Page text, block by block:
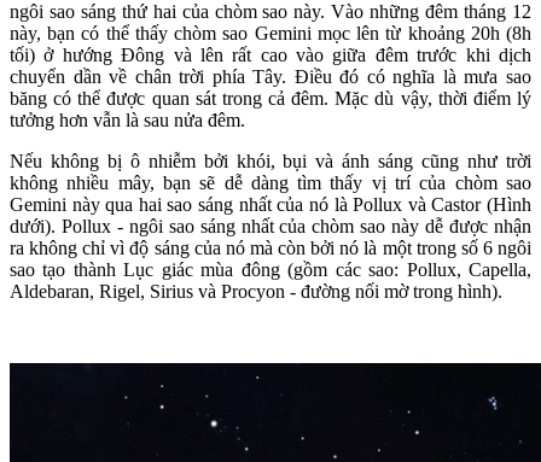
ngôi sao sáng thứ hai của chòm sao này. Vào những đêm tháng 12
này, bạn có thể thấy chòm sao Gemini mọc lên từ khoảng 20h (8h
tối) ở hướng Đông và lên rất cao vào giữa đêm trước khi dịch
chuyển dần về chân trời phía Tây. Điều đó có nghĩa là mưa sao
băng có thể được quan sát trong cả đêm. Mặc dù vậy, thời điểm lý
tưởng hơn vẫn là sau nửa đêm.
Nếu không bị ô nhiễm bởi khói, bụi và ánh sáng cũng như trời
không nhiều mây, bạn sẽ dễ dàng tìm thấy vị trí của chòm sao
Gemini này qua hai sao sáng nhất của nó là Pollux và Castor (Hình
dưới). Pollux - ngôi sao sáng nhất của chòm sao này dễ được nhận
ra không chỉ vì độ sáng của nó mà còn bởi nó là một trong số 6 ngôi
sao tạo thành Lục giác mùa đông (gồm các sao: Pollux, Capella,
Aldebaran, Rigel, Sirius và Procyon - đường nối mờ trong hình).